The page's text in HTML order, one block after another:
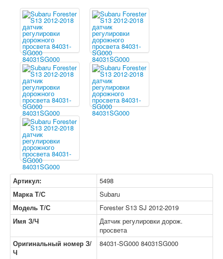
Артикул:
5498
Марка Т/С
Subaru
Модель Т/С
Forester S13 SJ 2012-2019
Имя З/Ч
Датчик регулировки дорож.
просвета
Оригинальный номер З/
Ч
84031-SG000 84031SG000